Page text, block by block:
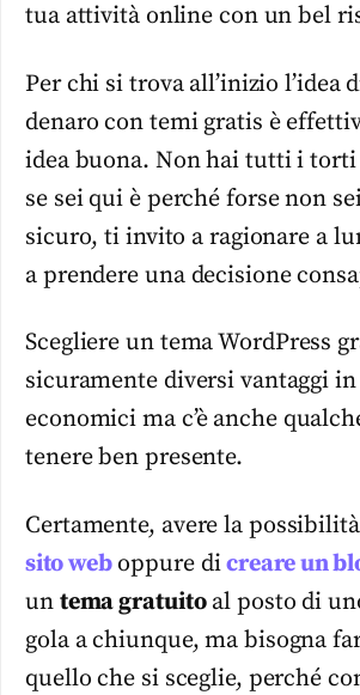
tua attività online con un bel
Per chi si trova all’inizio l’idea
denaro con temi gratis è
idea buona. Non hai tutti i
se sei qui è perché forse non
sicuro, ti invito a ragionare a
a prendere una decisione
Scegliere un tema WordPress
sicuramente diversi vantaggi
economici ma c’è anche
tenere ben presente.
Certamente, avere la
sito weboppure dicreare un
un tema gratuitoal posto di
gola a chiunque, ma bisogna
quello che si sceglie, perché